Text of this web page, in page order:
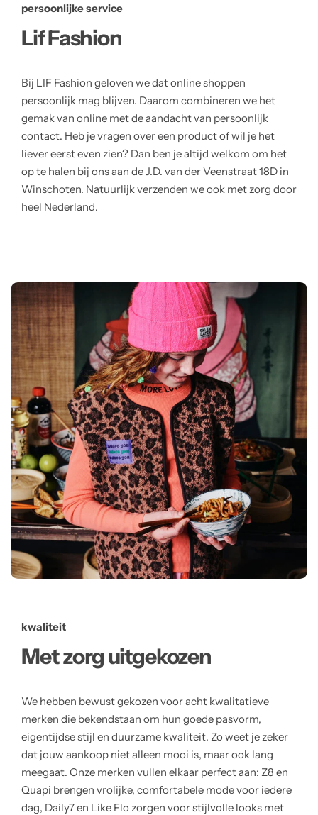
persoonlijke service
Lif Fashion
Bij LIF Fashion geloven we dat online shoppen
persoonlijk mag blijven. Daarom combineren we het
gemak van online met de aandacht van persoonlijk
contact. Heb je vragen over een product of wil je het
liever eerst even zien? Dan ben je altijd welkom om het
op te halen bij ons aan de J.D. van der Veenstraat 18D in
Winschoten. Natuurlijk verzenden we ook met zorg door
heel Nederland.
kwaliteit
Met zorg uitgekozen
We hebben bewust gekozen voor acht kwalitatieve
merken die bekendstaan om hun goede pasvorm,
eigentijdse stijl en duurzame kwaliteit. Zo weet je zeker
dat jouw aankoop niet alleen mooi is, maar ook lang
meegaat. Onze merken vullen elkaar perfect aan: Z8 en
Quapi brengen vrolijke, comfortabele mode voor iedere
dag, Daily7 en Like Flo zorgen voor stijlvolle looks met